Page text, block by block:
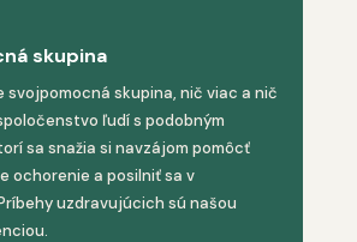
skupina
svojpomocná skupina, nič viac a nič
ľudí s podobným
sa snažia si navzájom pomôcť
ochorenie a posilniť sa v
uzdravujúcich sú našou